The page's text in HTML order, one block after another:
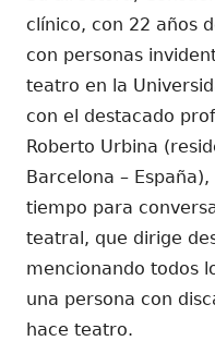
clínico, con 22 años
con personas
teatro en la
con el destacado
Roberto Urbina
Barcelona –
tiempo para
teatral, que dirige
mencionando todos
una persona con
hace teatro.